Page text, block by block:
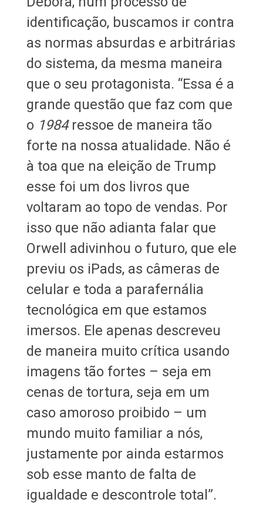
identificação, buscamos ir contra
as normas absurdas e arbitrárias
do sistema, da mesma maneira
que o seu protagonista. “Essa é a
grande questão que faz com que
o 1984ressoe de maneira tão
forte na nossa atualidade. Não é
à toa que na eleição de Trump
esse foi um dos livros que
voltaram ao topo de vendas. Por
isso que não adianta falar que
Orwell adivinhou o futuro, que ele
previu os iPads, as câmeras de
celular e toda a parafernália
tecnológica em que estamos
imersos. Ele apenas descreveu
de maneira muito crítica usando
imagens tão fortes – seja em
cenas de tortura, seja em um
caso amoroso proibido – um
mundo muito familiar a nós,
justamente por ainda estarmos
sob esse manto de falta de
igualdade e descontrole total”.